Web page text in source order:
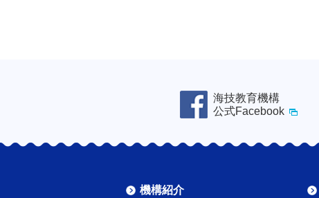
海技教育機構
公式Facebook
機構紹介